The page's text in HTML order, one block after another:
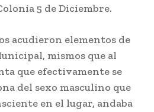
5 de Diciembre.
acudieron elementos de
mismos que al
que efectivamente se
del sexo masculino que
en el lugar, andaba